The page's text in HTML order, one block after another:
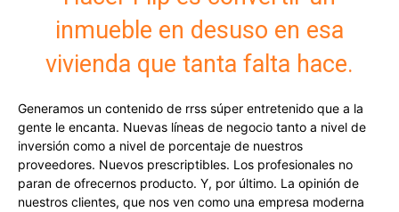
inmueble en desuso en esa
vivienda que tanta falta hace.
Generamos un contenido de rrss súper entretenido que a la
gente le encanta. Nuevas líneas de negocio tanto a nivel de
inversión como a nivel de porcentaje de nuestros
proveedores. Nuevos prescriptibles. Los profesionales no
paran de ofrecernos producto. Y, por último. La opinión de
nuestros clientes, que nos ven como una empresa moderna